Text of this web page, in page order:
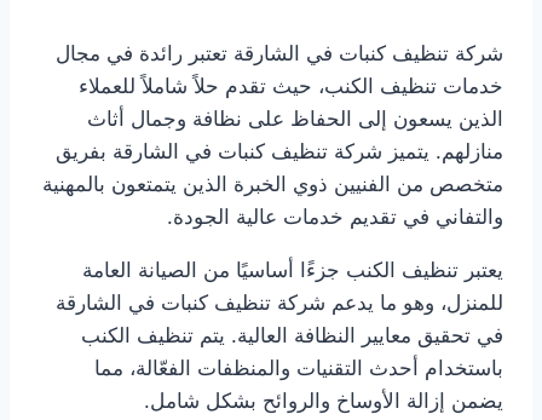
شركة تنظيف كنبات في الشارقة تعتبر رائدة في مجال
خدمات تنظيف الكنب، حيث تقدم حلاً شاملاً للعملاء
الذين يسعون إلى الحفاظ على نظافة وجمال أثاث
منازلهم. يتميز شركة تنظيف كنبات في الشارقة بفريق
متخصص من الفنيين ذوي الخبرة الذين يتمتعون بالمهنية
والتفاني في تقديم خدمات عالية الجودة.
يعتبر تنظيف الكنب جزءًا أساسيًا من الصيانة العامة
للمنزل، وهو ما يدعم شركة تنظيف كنبات في الشارقة
في تحقيق معايير النظافة العالية. يتم تنظيف الكنب
باستخدام أحدث التقنيات والمنظفات الفعّالة، مما
يضمن إزالة الأوساخ والروائح بشكل شامل.